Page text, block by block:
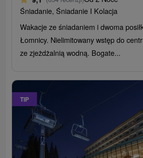
Śniadanie, Śniadanie I Kolacja
Wakacje ze śniadaniem i dwoma
Łomnicy. Nielimitowany wstęp do
ze zjeżdżalnią wodną. Bogate...
TIP